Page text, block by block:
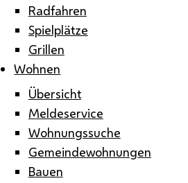
Radfahren
Spielplätze
Grillen
Wohnen
Übersicht
Meldeservice
Wohnungssuche
Gemeindewohnungen
Bauen